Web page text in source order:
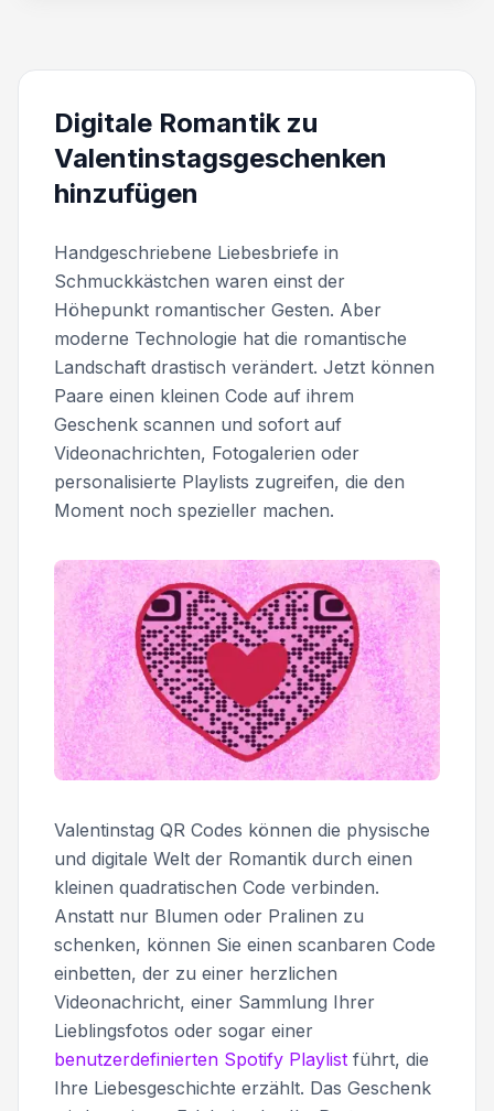
Digitale Romantik zu
Valentinstagsgeschenken
hinzufügen
Handgeschriebene Liebesbriefe in
Schmuckkästchen waren einst der
Höhepunkt romantischer Gesten. Aber
moderne Technologie hat die romantische
Landschaft drastisch verändert. Jetzt können
Paare einen kleinen Code auf ihrem
Geschenk scannen und sofort auf
Videonachrichten, Fotogalerien oder
personalisierte Playlists zugreifen, die den
Moment noch spezieller machen.
Valentinstag QR Codes können die physische
und digitale Welt der Romantik durch einen
kleinen quadratischen Code verbinden.
Anstatt nur Blumen oder Pralinen zu
schenken, können Sie einen scanbaren Code
einbetten, der zu einer herzlichen
Videonachricht, einer Sammlung Ihrer
Lieblingsfotos oder sogar einer
benutzerdefinierten Spotify Playlist führt, die
Ihre Liebesgeschichte erzählt. Das Geschenk